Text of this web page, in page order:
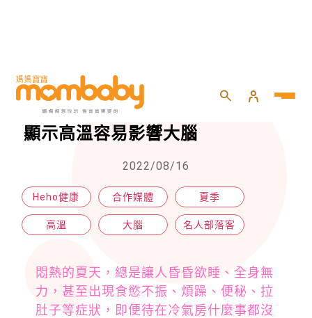
HOME 專欄 名人部落客
小心夏日症候群找上門，醫：研究
顯示高溫容易影響大腦
2022/08/16
Heho健康 合作媒體 夏季
高溫 大腦 名人部落客
悶熱的夏天，總是讓人昏昏欲睡、全身無
力，甚至出現食慾不振、煩躁、便秘、拉
肚子等症狀，即便待在冷氣房什麼事都沒